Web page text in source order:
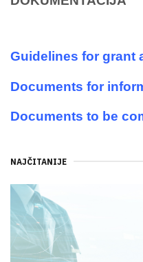
Guidelines for grant
Documents for
Documents to be
NAJČITANIJE